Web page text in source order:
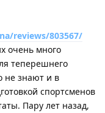
reviews/803567/
очень много
теперешнего
не знают и в
спортсменов
Пару лет назад,